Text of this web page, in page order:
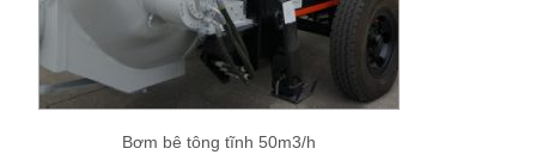
Bơm bê tông tĩnh 50m3/h